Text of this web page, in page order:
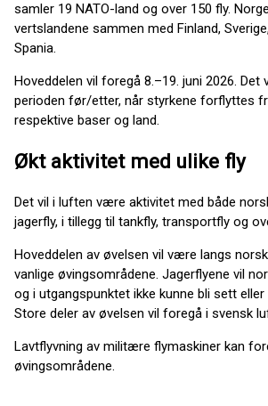
samler 19 NATO-land og over 150 fly.
vertslandene sammen med Finland,
Spania.
Hoveddelen vil foregå 8.–19. juni 2026. Det
perioden før/etter, når styrkene forflyttes
respektive baser og land.
Økt aktivitet med ulike fly
Det vil i luften være aktivitet med både
jagerfly, i tillegg til tankfly, transportfly og
Hoveddelen av øvelsen vil være langs
vanlige øvingsområdene. Jagerflyene vil
og i utgangspunktet ikke kunne bli sett
Store deler av øvelsen vil foregå i svensk
Lavtflyvning av militære flymaskiner kan
øvingsområdene.